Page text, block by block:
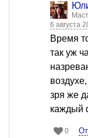
6 августа
Время
так уж
зря же
каждый
0